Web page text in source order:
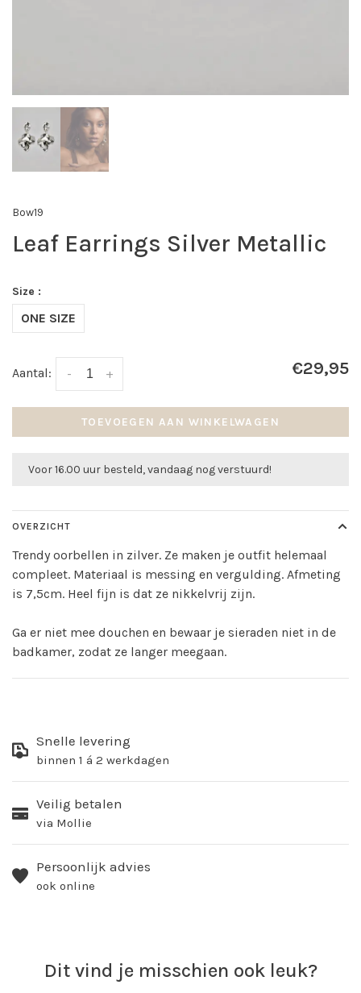
Bow19
Leaf Earrings Silver Metallic
Size :
ONE SIZE
Aantal: +
- €29,95
TOEVOEGEN AAN WINKELWAGEN
Voor 16.00 uur besteld, vandaag nog verstuurd!
OVERZICHT
Trendy oorbellen in zilver. Ze maken je outfit helemaal
compleet. Materiaal is messing en vergulding. Afmeting
is 7,5cm. Heel fijn is dat ze nikkelvrij zijn.
Ga er niet mee douchen en bewaar je sieraden niet in de
badkamer, zodat ze langer meegaan.
Snelle levering
binnen 1 á 2 werkdagen
Veilig betalen
via Mollie
Persoonlijk advies
ook online
Dit vind je misschien ook leuk?